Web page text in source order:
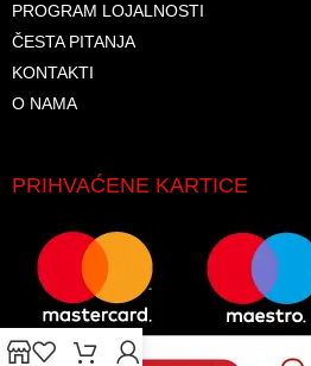
PROGRAM LOJALNOSTI
ČESTA PITANJA
KONTAKTI
O NAMA
PRIHVAĆENE KARTICE